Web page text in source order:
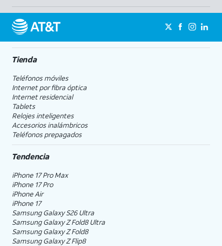
Tienda
Teléfonos móviles
Internet por fibra óptica
Internet residencial
Tablets
Relojes inteligentes
Accesorios inalámbricos
Teléfonos prepagados
Tendencia
iPhone 17 Pro Max
iPhone 17 Pro
iPhone Air
iPhone 17
Samsung Galaxy S26 Ultra
Samsung Galaxy Z Fold8 Ultra
Samsung Galaxy Z Fold8
Samsung Galaxy Z Flip8